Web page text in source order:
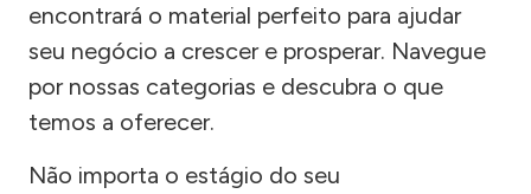
encontrará o material perfeito para ajudar
seu negócio a crescer e prosperar. Navegue
por nossas categorias e descubra o que
temos a oferecer.
Não importa o estágio do seu